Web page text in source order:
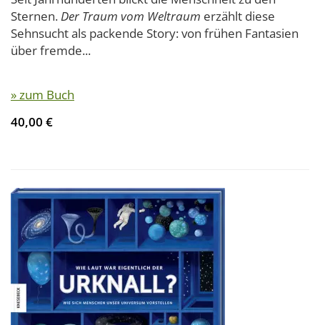
Sternen.Der Traum vom Weltraum erzählt diese
Sehnsucht als packende Story: von frühen Fantasien
über fremde...
» zum Buch
40,00 €